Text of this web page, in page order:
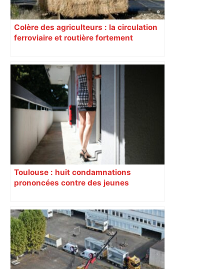
Colère des agriculteurs : la circulation
ferroviaire et routière fortement
Toulouse : huit condamnations
prononcées contre des jeunes